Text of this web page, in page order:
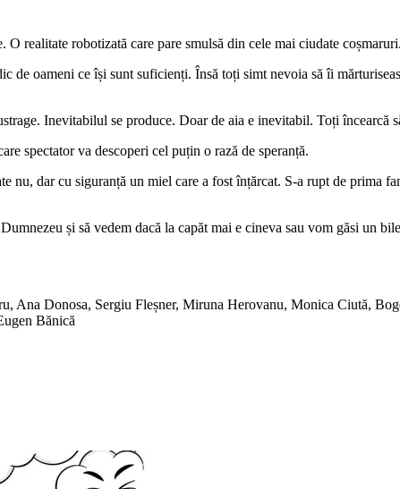
realitate robotizată care pare smulsă din cele mai ciudate coșmaruri.
de oameni ce își sunt suficienți. Însă toți simt nevoia să îi
Inevitabilul se produce. Doar de aia e inevitabil. Toți încearcă
spectator va descoperi cel puțin o rază de speranță.
nu, dar cu siguranță un miel care a fost înțărcat. S-a rupt de prima
și să vedem dacă la capăt mai e cineva sau vom găsi un
Ana Donosa, Sergiu Fleșner, Miruna Herovanu, Monica Ciută,
Bănică